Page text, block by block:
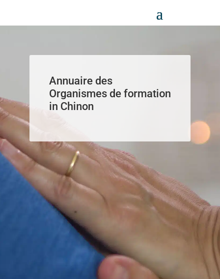
Annuaire des
Organismes de formation
in Chinon